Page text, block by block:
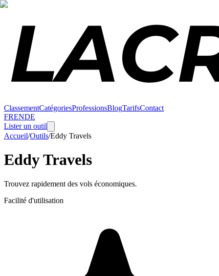
ClassementCatégoriesProfessionsBlogTarifsContact
FRENDE
Lister un outil
Accueil/Outils/Eddy Travels
Eddy Travels
Trouvez rapidement des vols économiques.
Facilité d'utilisation